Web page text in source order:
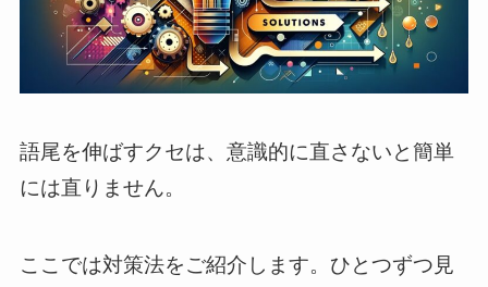
語尾を伸ばすクセは、意識的に直さないと簡単
には直りません。
ここでは対策法をご紹介します。ひとつずつ見